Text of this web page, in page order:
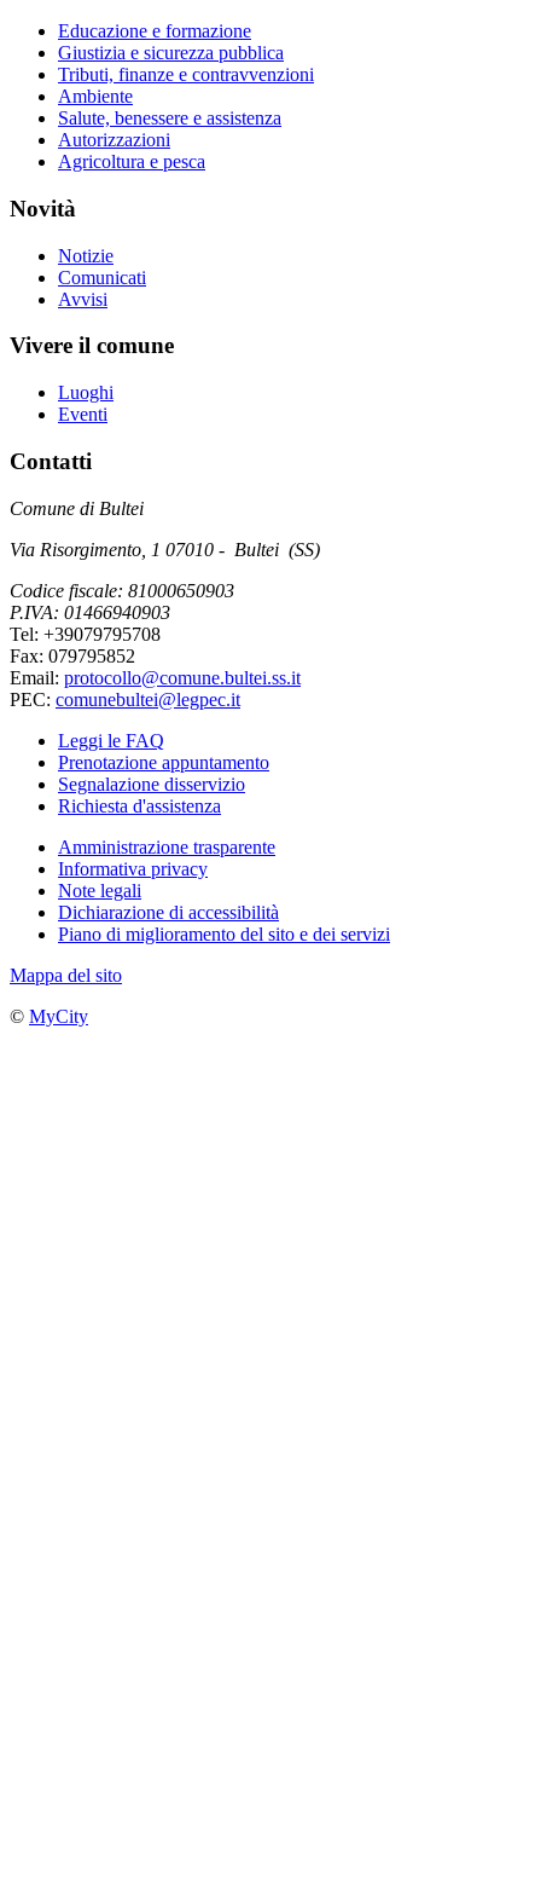
Educazione e formazione
Giustizia e sicurezza pubblica
Tributi, finanze e contravvenzioni
Ambiente
Salute, benessere e assistenza
Autorizzazioni
Agricoltura e pesca
Novità
Notizie
Comunicati
Avvisi
Vivere il comune
Luoghi
Eventi
Contatti
Comune di Bultei
Via Risorgimento, 1 07010 - Bultei (SS)
Codice fiscale: 81000650903
P.IVA: 01466940903
Tel: +39079795708
Fax: 079795852
Email: protocollo@comune.bultei.ss.it
PEC: comunebultei@legpec.it
Leggi le FAQ
Prenotazione appuntamento
Segnalazione disservizio
Richiesta d'assistenza
Amministrazione trasparente
Informativa privacy
Note legali
Dichiarazione di accessibilità
Piano di miglioramento del sito e dei servizi
Mappa del sito
© MyCity